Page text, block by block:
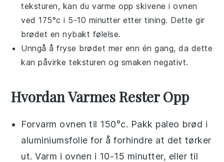
teksturen, kan du varme opp skivene i ovnen
ved 175°c i 5-10 minutter etter tining. Dette gir
brødet en nybakt følelse.
Unngå å fryse brødet mer enn én gang, da dette
kan påvirke teksturen og smaken negativt.
Hvordan Varmes Rester Opp
Forvarm ovnen til 150°c. Pakk paleo brød i
aluminiumsfolie for å forhindre at det tørker
ut. Varm i ovnen i 10-15 minutter, eller til